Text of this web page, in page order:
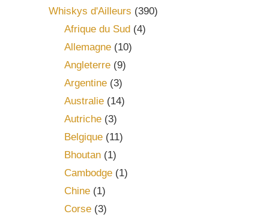
Whiskys d'Ailleurs (390)
Afrique du Sud (4)
Allemagne(10)
Angleterre(9)
Argentine(3)
Australie(14)
Autriche(3)
Belgique(11)
Bhoutan(1)
Cambodge(1)
Chine(1)
Corse(3)